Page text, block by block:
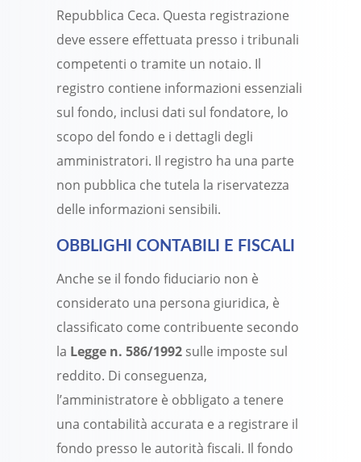
Repubblica Ceca. Questa registrazione
deve essere effettuata presso i tribunali
competenti o tramite un notaio. Il
registro contiene informazioni essenziali
sul fondo, inclusi dati sul fondatore, lo
scopo del fondo e i dettagli degli
amministratori. Il registro ha una parte
non pubblica che tutela la riservatezza
delle informazioni sensibili.
OBBLIGHI CONTABILI E FISCALI
Anche se il fondo fiduciario non è
considerato una persona giuridica, è
classificato come contribuente secondo
la Legge n. 586/1992sulle imposte sul
reddito. Di conseguenza,
l’amministratore è obbligato a tenere
una contabilità accurata e a registrare il
fondo presso le autorità fiscali. Il fondo